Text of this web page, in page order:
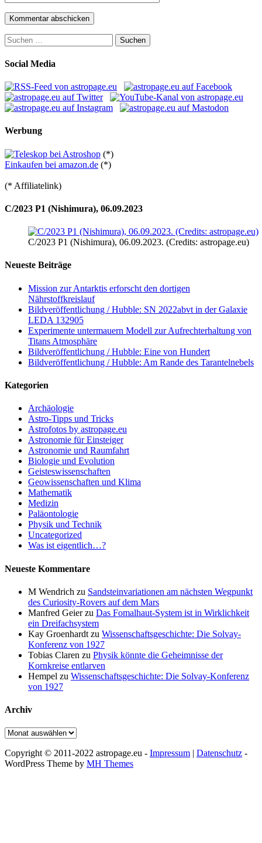
Suchen
nach:
Social Media
Werbung
(*)
Einkaufen bei amazon.de (*)
(* Affiliatelink)
C/2023 P1 (Nishimura), 06.09.2023
C/2023 P1 (Nishimura), 06.09.2023. (Credits: astropage.eu)
Neueste Beiträge
Mission zur Antarktis erforscht den dortigen
Nährstoffkreislauf
Bildveröffentlichung / Hubble: SN 2022abvt in der Galaxie
LEDA 132905
Experimente untermauern Modell zur Aufrechterhaltung von
Titans Atmosphäre
Bildveröffentlichung / Hubble: Eine von Hundert
Bildveröffentlichung / Hubble: Am Rande des Tarantelnebels
Kategorien
Archäologie
Astro-Tipps und Tricks
Astrofotos by astropage.eu
Astronomie für Einsteiger
Astronomie und Raumfahrt
Biologie und Evolution
Geisteswissenschaften
Geowissenschaften und Klima
Mathematik
Medizin
Paläontologie
Physik und Technik
Uncategorized
Was ist eigentlich…?
Neueste Kommentare
M Wendrich zu Sandsteinvariationen am nächsten Wegpunkt
des Curiosity-Rovers auf dem Mars
Manfred Geierzu Das Fomalhaut-System ist in Wirklichkeit
ein Dreifachsystem
Kay Groenhardt zu Wissenschaftsgeschichte: Die Solvay-
Konferenz von 1927
Tobias Claren zu Physik könnte die Geheimnisse der
Kornkreise entlarven
Hempel zu Wissenschaftsgeschichte: Die Solvay-Konferenz
von 1927
Archiv
Archiv
Copyright © 2011-2022 astropage.eu - Impressum | Datenschutz -
WordPress Theme by MH Themes